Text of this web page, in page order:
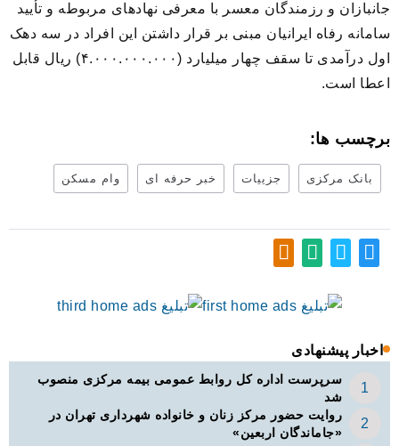
جانبازان و رزمندگان معسر با معرفی نهادهای مربوطه و تأیید
سامانه رفاه ایرانیان مبنی بر قرار داشتن این افراد در سه دهک
اول درآمدی تا سقف چهار میلیارد (۴.۰۰۰.۰۰۰.۰۰۰) ریال قابل
اعطا است.
برچسب ها:
بانک مرکزی جزییات خبر حرفه ای وام مسکن
اخبار پیشنهادی
سرپرست اداره کل روابط عمومی بیمه مرکزی منصوب
شد
روایت حضور مرکز زنان و خانواده شهرداری تهران در
«جاماندگان اربعین»